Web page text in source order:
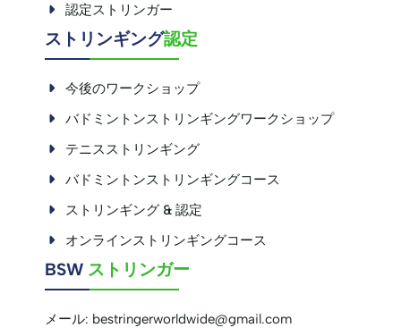
認定ストリンガー
ストリンギング認定
今後のワークショップ
バドミントンストリンギングワークショップ
テニスストリンギング
バドミントンストリンギングコース
ストリンギング & 認定
オンラインストリンギングコース
BSW ストリンガー
メール: bestringerworldwide@gmail.com